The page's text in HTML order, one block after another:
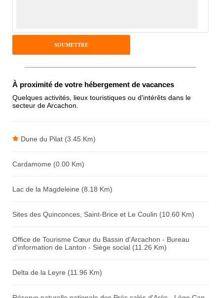
Antispam - Combien font 7x4 (en
chiffres) :
À proximité de votre hébergement de vacances
Quelques activités, lieux touristiques ou d'intérêts dans le
secteur de Arcachon.
Dune du Pilat (3.45 Km)
Cardamome (0.00 Km)
Lac de la Magdeleine (8.18 Km)
Sites des Quinconces, Saint-Brice et Le Coulin (10.60 Km)
Office de Tourisme Cœur du Bassin d'Arcachon - Bureau
d'information de Lanton - Siège social (11.26 Km)
Delta de la Leyre (11.96 Km)